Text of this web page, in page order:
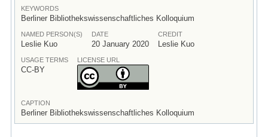
KEYWORDS
Berliner Bibliothekswissenschaftliches Kolloquium
NAMED PERSON(S)
Leslie Kuo
DATE
20 January 2020
CREDIT
Leslie Kuo
USAGE TERMS
CC-BY
LICENSE URL
CAPTION
Berliner Bibliothekswissenschaftliches Kolloquium